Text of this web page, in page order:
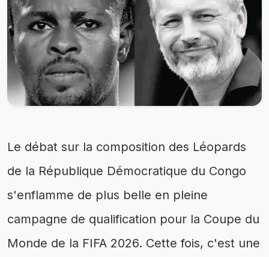
Le débat sur la composition des Léopards
de la République Démocratique du Congo
s'enflamme de plus belle en pleine
campagne de qualification pour la Coupe du
Monde de la FIFA 2026. Cette fois, c'est une